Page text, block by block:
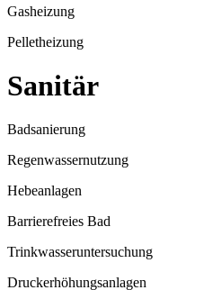
Gasheizung
Pelletheizung
Sanitär
Badsanierung
Regenwassernutzung
Hebeanlagen
Barrierefreies Bad
Trinkwasseruntersuchung
Druckerhöhungsanlagen